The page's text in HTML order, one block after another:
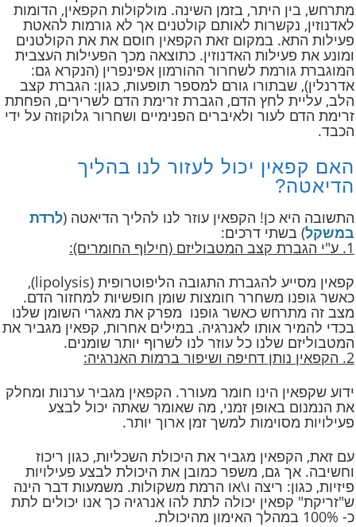
מתרחש, בין היתר, בזמן השינה. מולקולות הקפאין, הדומות
לאדנוזין, נקשרות לאותם קולטנים אך לא גורמות להאטת
פעילות התא. במקום זאת הקפאין חוסם את את הקולטנים
ומונע את פעילות האדנוזין. כתוצאה מכך הפעילות העצבית
המוגברת גורמת לשחרור ההורמון אפינפרין (הנקרא גם:
אדרנלין), שבתורו גורם למספר תופעות, כגון: הגברת קצב
הלב, עליית לחץ הדם, הגברת זרימת הדם לשרירים, הפחתת
זרימת הדם לעור ולאיברים הפנימיים ושחרור גלוקוזה על ידי
הכבד.
האם קפאין יכול לעזור לנו בהליך
הדיאטה?
התשובה היא כן! הקפאין עוזר לנו להליך הדיאטה (לרדת
במשקל) בשתי דרכים:
1. ע"י הגברת קצב המטבוליזם (חילוף החומרים):
קפאין מסייע להגברת התגובה הליפוטרופית (lipolysis),
כאשר גופנו משחרר חומצות שומן חופשיות למחזור הדם.
מצב זה מתרחש כאשר גופנו מפרק את מאגרי השומן שלנו
בכדי להמיר אותו לאנרגיה. במילים אחרות, קפאין מגביר את
המטבוליזם שלנו כל עוזר לנו לשרוף יותר שומנים.
2. הקפאין נותן דחיפה ושיפור ברמות האנרגיה:
ידוע שקפאין הינו חומר מעורר. הקפאין מגביר ערנות ומחלק
את הנמנום באופן זמני, מה שאומר שאתה יכול לבצע
פעילויות מסוימות למשך זמן ארוך יותר.
עם זאת, הקפאין מגביר את היכולת השכליות, כגון ריכוז
וחשיבה. אך גם, משפר כמובן את היכולת לבצע פעילויות
פיזיות, כגון: ריצה ו\או הרמת משקולות. משמעות דבר הינה
ש"זריקת" קפאין יכולה לתת להו אנרגיה כך אנו יכולים לתת
כ- 100% במהלך האימון מהיכולת.